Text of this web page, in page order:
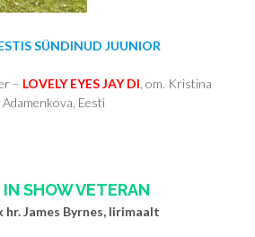
SÜNDINUD JUUNIOR
– LOVELY EYES JAY DI , om. Kristina
Adamenkova, Eesti
IN SHOW VETERAN
hr. James Byrnes, Iirimaalt